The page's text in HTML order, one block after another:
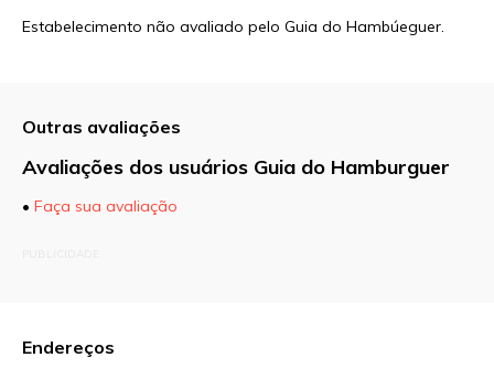
Estabelecimento não avaliado pelo Guia do Hambúeguer.
Outras avaliações
Avaliações dos usuários Guia do Hamburguer
• Faça sua avaliação
Endereços